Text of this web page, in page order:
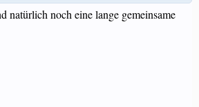
natürlich noch eine lange gemeinsame